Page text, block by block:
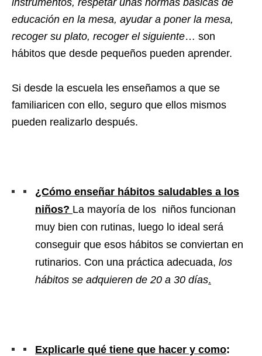
educación en la mesa, ayudar a poner la mesa,
recoger su plato, recoger el siguiente… son
hábitos que desde pequeños pueden aprender.
Si desde la escuela les enseñamos a que se
familiaricen con ello, seguro que ellos mismos
pueden realizarlo después.
¿Cómo enseñar hábitos saludables a los
niños? La mayoría de los niños funcionan
muy bien con rutinas, luego lo ideal será
conseguir que esos hábitos se conviertan en
rutinarios. Con una práctica adecuada, los
hábitos se adquieren de 20 a 30 días.
Explicarle qué tiene que hacer y como: